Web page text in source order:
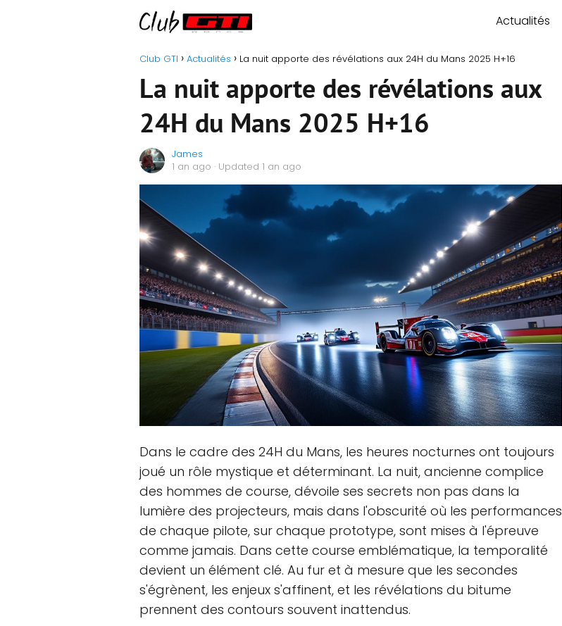
Actualités
Club GTI Actualités La nuit apporte des révélations aux 24H du Mans 2025 H+16
La nuit apporte des révélations aux
24H du Mans 2025 H+16
James
1 an ago · Updated 1 an ago
Dans le cadre des 24H du Mans, les heures nocturnes ont toujours
joué un rôle mystique et déterminant. La nuit, ancienne complice
des hommes de course, dévoile ses secrets non pas dans la
lumière des projecteurs, mais dans l'obscurité où les performances
de chaque pilote, sur chaque prototype, sont mises à l'épreuve
comme jamais. Dans cette course emblématique, la temporalité
devient un élément clé. Au fur et à mesure que les secondes
s'égrènent, les enjeux s'affinent, et les révélations du bitume
prennent des contours souvent inattendus.